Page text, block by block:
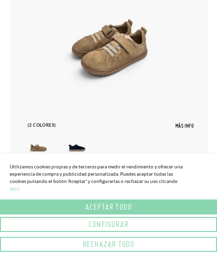
(2 COLORES) MÁS INFO
27 33
65,
Utilizamos cookies propias y de terceros para medir el rendimiento y ofrecer una
experiencia de compra y publicidad personalizada. Puedes aceptar todas las
cookies pulsando el botón 'Aceptar' y configurarlas o rechazar su uso clicando
aqui.
ACEPTAR TODO
CONFIGURAR
RECHAZAR TODO